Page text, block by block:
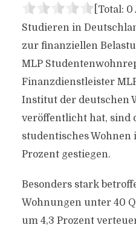
[Total: 0
Studieren in
zur finanziellen
MLP
Finanzdienstleister
Institut der deutschen
veröffentlicht hat, sind
studentisches Wohnen
Prozent gestiegen.
Besonders stark
Wohnungen unter 40
um 4,3 Prozent